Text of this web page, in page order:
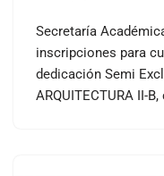
Secretaría
inscripciones para
dedicación Semi
ARQUITECTURA II-